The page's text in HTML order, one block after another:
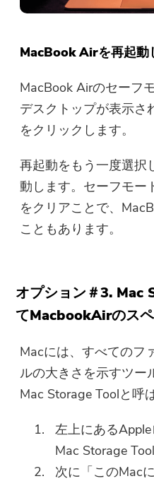
MacBook Airを再起動
MacBook Airのセーフ
デスクトップが表示さ
をクリックします。
再起動をもう一度選択
動します。セーフモー
をクリアことで、
こともあります。
オプション＃3. Mac
てMacbookAirのス
Macには、すべてのフ
ルの大きさを示すツー
Mac Storage Toolと呼
左上にあるApple
Mac Storage
次に「このMac